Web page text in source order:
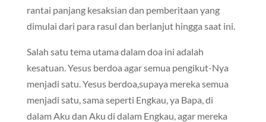
rantai panjang kesaksian dan pemberitaan yang
dimulai dari para rasul dan berlanjut hingga saat ini.
Salah satu tema utama dalam doa ini adalah
kesatuan. Yesus berdoa agar semua pengikut-Nya
menjadi satu. Yesus berdoa,supaya mereka semua
menjadi satu, sama seperti Engkau, ya Bapa, di
dalam Aku dan Aku di dalam Engkau, agar mereka